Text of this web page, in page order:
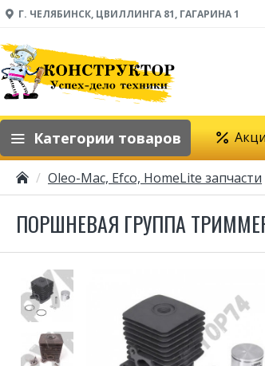
Г. ЧЕЛЯБИНСК, ЦВИЛЛИНГА 81, ГАГАРИНА 1
Категории товаров
Oleo-Mac, Efco, HomeLite запчасти
ПОРШНЕВАЯ ГРУППА